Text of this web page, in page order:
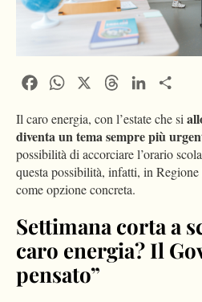
FacebookWhatsApp ThreadsLinkedIn
Il caro energia, con l’estate che si
diventa un tema sempre più
possibilità di accorciare l’orario
questa possibilità, infatti, in
come opzione concreta.
Settimana corta a
caro energia? Il
pensato”